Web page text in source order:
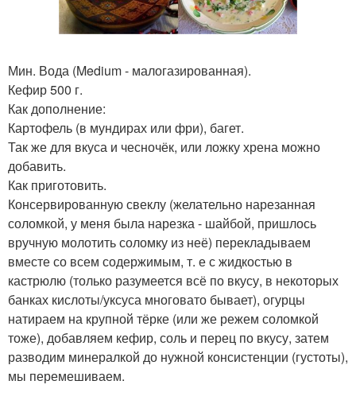
Мин. Вода (Medium - малогазированная).
Кефир 500 г.
Как дополнение:
Картофель (в мундирах или фри), багет.
Так же для вкуса и чесночёк, или ложку хрена можно
добавить.
Как приготовить.
Консервированную свеклу (желательно нарезанная
соломкой, у меня была нарезка - шайбой, пришлось
вручную молотить соломку из неё) перекладываем
вместе со всем содержимым, т. е с жидкостью в
кастрюлю (только разумеется всё по вкусу, в некоторых
банках кислоты/уксуса многовато бывает), огурцы
натираем на крупной тёрке (или же режем соломкой
тоже), добавляем кефир, соль и перец по вкусу, затем
разводим минералкой до нужной консистенции (густоты),
мы перемешиваем.